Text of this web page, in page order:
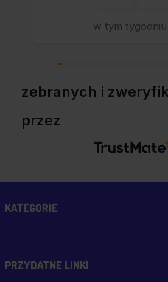
wszystko
w tym tygodniu
zebranych i
przez
KATEGORIE
PRZYDATNE LINKI